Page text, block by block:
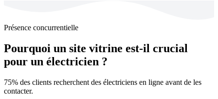
Présence concurrentielle
Pourquoi un site vitrine est-il crucial
pour un électricien ?
75% des clients recherchent des électriciens en ligne avant de les
contacter.